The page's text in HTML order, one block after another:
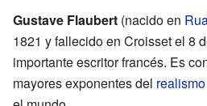
Gustave Flaubert (nacido en
1821 y fallecido en Croisset el 8
importante escritor francés. Es
mayores exponentes del